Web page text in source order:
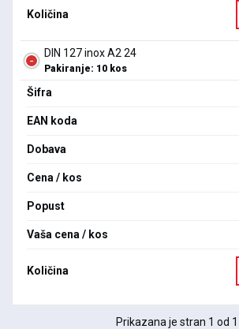
Količina
DIN 127 inox A2 24
Pakiranje: 10 kos
Šifra
EAN koda
Dobava
Cena / kos
Popust
Vaša cena / kos
Količina
Prikazana je stran 1 od 1